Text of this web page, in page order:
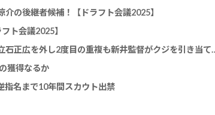
の後継者候補！【ドラフト会議2025】
ト会議2025】
カープドラ1平川蓮！187cmのスイッチヒ
獲得なるか
指名まで10年間スカウト出禁